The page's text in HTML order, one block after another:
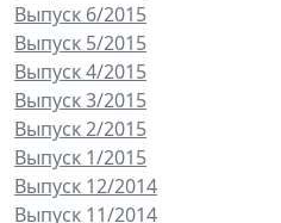
Выпуск 6/2015
Выпуск 5/2015
Выпуск 4/2015
Выпуск 3/2015
Выпуск 2/2015
Выпуск 1/2015
Выпуск 12/2014
Выпуск 11/2014